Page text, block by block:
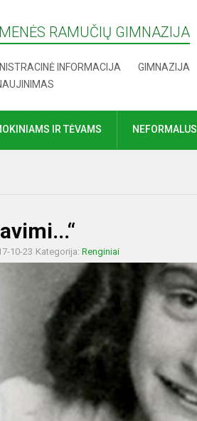
RAMUČIŲ GIMNAZIJA
INFORMACIJA
GIMNAZIJA
IR TĖVAMS
10-23 Kategorija: Renginiai